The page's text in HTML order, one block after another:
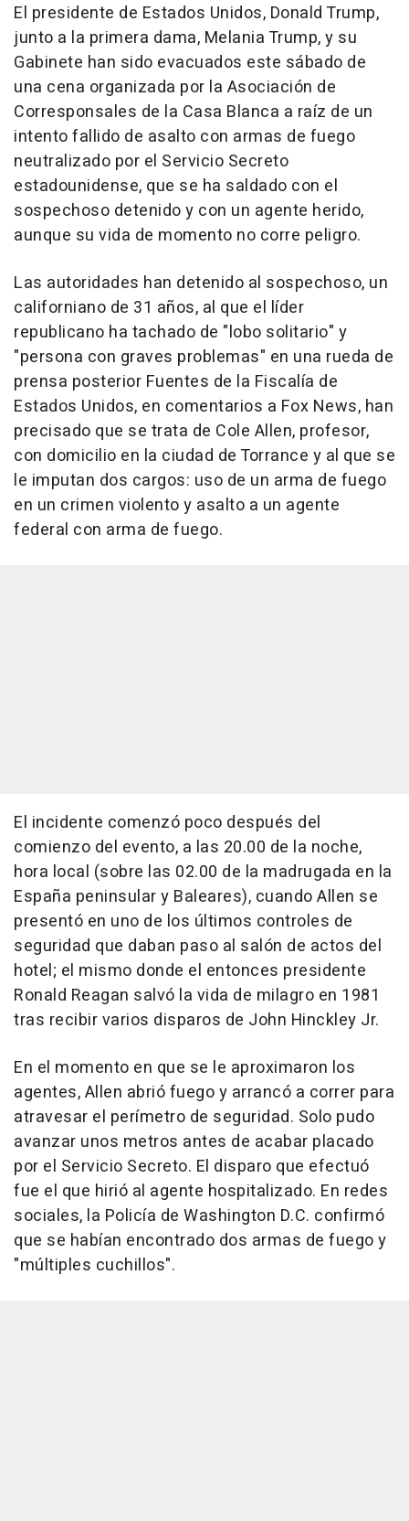
El presidente de Estados Unidos, Donald Trump,
junto a la primera dama, Melania Trump, y su
Gabinete han sido evacuados este sábado de
una cena organizada por la Asociación de
Corresponsales de la Casa Blanca a raíz de un
intento fallido de asalto con armas de fuego
neutralizado por el Servicio Secreto
estadounidense, que se ha saldado con el
sospechoso detenido y con un agente herido,
aunque su vida de momento no corre peligro.
Las autoridades han detenido al sospechoso, un
californiano de 31 años, al que el líder
republicano ha tachado de "lobo solitario" y
"persona con graves problemas" en una rueda de
prensa posterior Fuentes de la Fiscalía de
Estados Unidos, en comentarios a Fox News, han
precisado que se trata de Cole Allen, profesor,
con domicilio en la ciudad de Torrance y al que se
le imputan dos cargos: uso de un arma de fuego
en un crimen violento y asalto a un agente
federal con arma de fuego.
El incidente comenzó poco después del
comienzo del evento, a las 20.00 de la noche,
hora local (sobre las 02.00 de la madrugada en la
España peninsular y Baleares), cuando Allen se
presentó en uno de los últimos controles de
seguridad que daban paso al salón de actos del
hotel; el mismo donde el entonces presidente
Ronald Reagan salvó la vida de milagro en 1981
tras recibir varios disparos de John Hinckley Jr.
En el momento en que se le aproximaron los
agentes, Allen abrió fuego y arrancó a correr para
atravesar el perímetro de seguridad. Solo pudo
avanzar unos metros antes de acabar placado
por el Servicio Secreto. El disparo que efectuó
fue el que hirió al agente hospitalizado. En redes
sociales, la Policía de Washington D.C. confirmó
que se habían encontrado dos armas de fuego y
"múltiples cuchillos".